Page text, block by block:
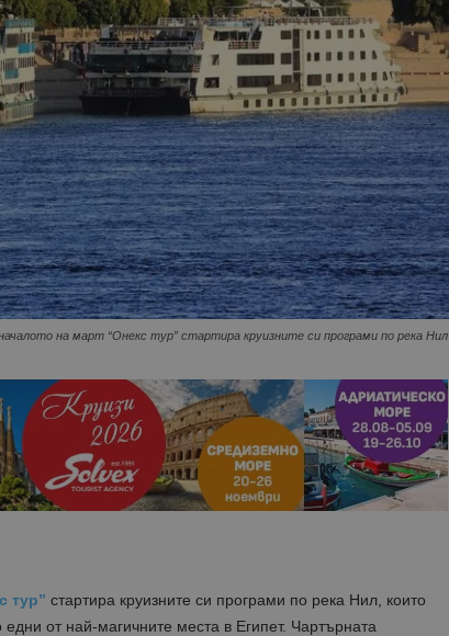
на март “Онекс тур” стартира круизните си програми по река Нил
тур” стартира круизните си програми по река Нил, които
от най-магичните места в Египет. Чартърната